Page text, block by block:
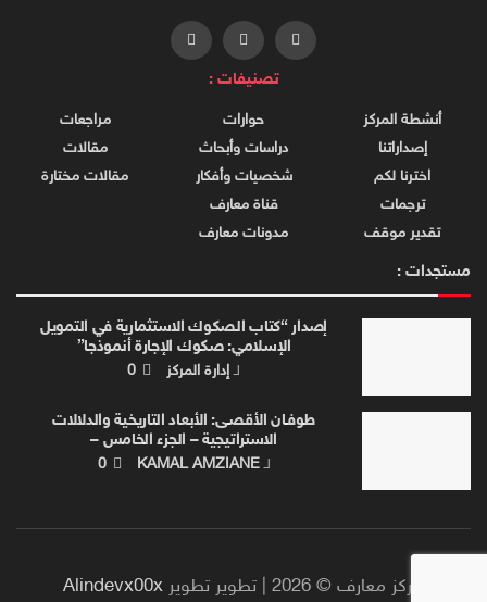
تصنيفات :
أنشطة المركز
إصداراتنا
اخترنا لكم
ترجمات
تقدير موقف
حوارات
دراسات وأبحاث
شخصيات وأفكار
قناة معارف
مدونات معارف
مراجعات
مقالات
مقالات مختارة
مستجدات :
إصدار “كتاب الصكوك الاستثمارية في التمويل
الإسلامي: صكوك الإجارة أنموذجا”
لـ إدارة المركز
طوفـان الأقصـى: الأبعاد التاريخية والدلالات
الاستراتيجية – الجزء الخامس –
لـ KAMAL AMZIANE
0
مركز معارف © 2026 | تطوير تطوير Alindevx00x